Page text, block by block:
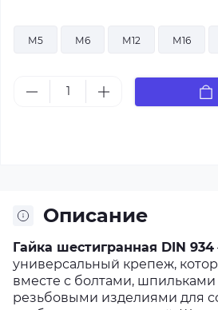
М5 М6 М12 М16
Описание
Гайка шестигранная DIN 934
универсальный крепеж,
вместе с болтами,
резьбовыми изделиями для